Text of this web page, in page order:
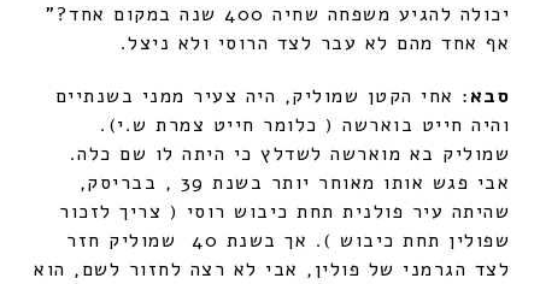
יכולה להגיע משפחה שחיה 400 שנה במקום אחד?"
אף אחד מהם לא עבר לצד הרוסי ולא ניצל.
סבא: אחי הקטן שמוליק, היה צעיר ממני בשנתיים
והיה חייט בוארשה ( כלומר חייט צמרת ש.י).
שמוליק בא מוארשה לשדלץ כי היתה לו שם כלה.
אבי פגש אותו מאוחר יותר בשנת 39 , בבריסק,
שהיתה עיר פולנית תחת כיבוש רוסי ( צריך לזכור
שפולין תחת כיבוש ). אך בשנת 40 שמוליק חזר
לצד הגרמני של פולין, אבי לא רצה לחזור לשם, הוא